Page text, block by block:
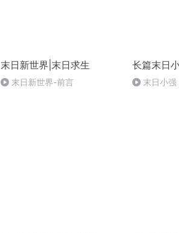
末日新世界|末日求生
末日新世界-前言
长篇末日
末日小